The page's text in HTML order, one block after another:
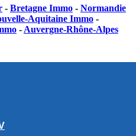
- Bretagne Immo - Normandie
Aquitaine Immo -
- Auvergne-Rhône-Alpes